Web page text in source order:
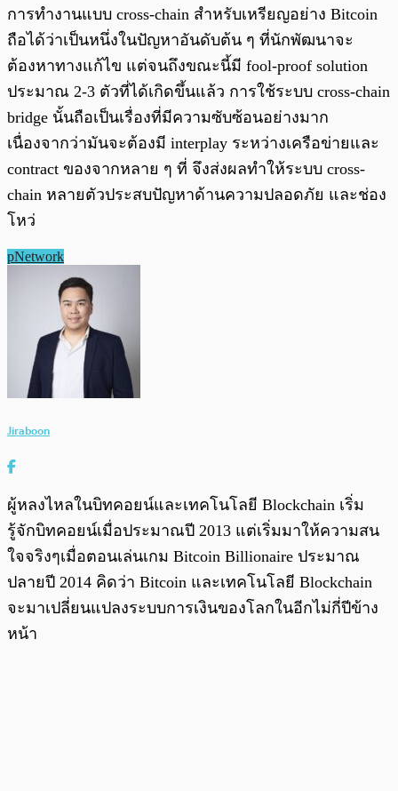
การทำงานแบบ cross-chain สำหรับเหรียญอย่าง Bitcoin
ถือได้ว่าเป็นหนึ่งในปัญหาอันดับต้น ๆ ที่นักพัฒนาจะ
ต้องหาทางแก้ไข แต่จนถึงขณะนี้มี fool-proof solution
ประมาณ 2-3 ตัวที่ได้เกิดขึ้นแล้ว การใช้ระบบ cross-chain
bridge นั้นถือเป็นเรื่องที่มีความซับซ้อนอย่างมาก
เนื่องจากว่ามันจะต้องมี interplay ระหว่างเครือข่ายและ
contract ของจากหลาย ๆ ที่ จึงส่งผลทำให้ระบบ cross-
chain หลายตัวประสบปัญหาด้านความปลอดภัย และช่อง
โหว่
pNetwork
Jiraboon
ผู้หลงไหลในบิทคอยน์และเทคโนโลยี Blockchain เริ่ม
รู้จักบิทคอยน์เมื่อประมาณปี 2013 แต่เริ่มมาให้ความสน
ใจจริงๆเมื่อตอนเล่นเกม Bitcoin Billionaire ประมาณ
ปลายปี 2014 คิดว่า Bitcoin และเทคโนโลยี Blockchain
จะมาเปลี่ยนแปลงระบบการเงินของโลกในอีกไม่กี่ปีข้าง
หน้า